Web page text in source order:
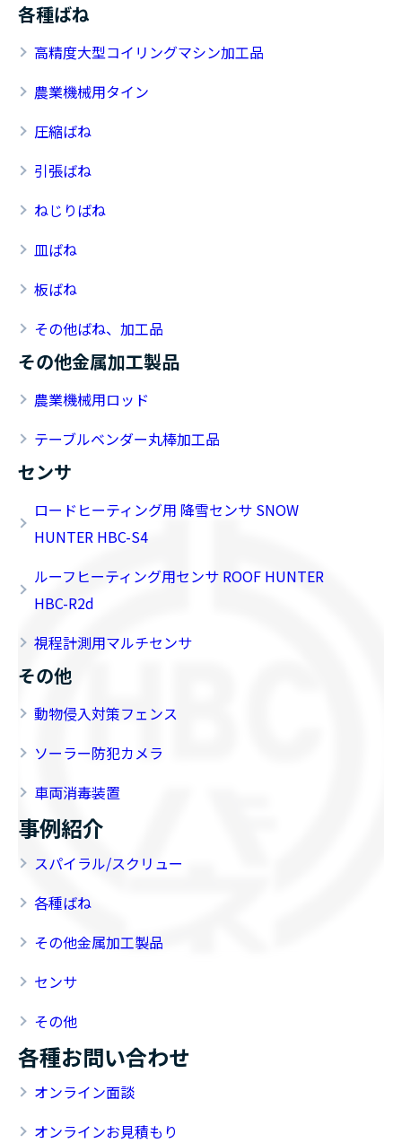
各種ばね
高精度大型コイリングマシン加工品
農業機械用タイン
圧縮ばね
引張ばね
ねじりばね
皿ばね
板ばね
その他ばね、加工品
その他金属加工製品
農業機械用ロッド
テーブルベンダー丸棒加工品
センサ
ロードヒーティング用 降雪センサ SNOW
HUNTER HBC-S4
ルーフヒーティング用センサ ROOF HUNTER
HBC-R2d
視程計測用マルチセンサ
その他
動物侵入対策フェンス
ソーラー防犯カメラ
車両消毒装置
事例紹介
スパイラル/スクリュー
各種ばね
その他金属加工製品
センサ
その他
各種お問い合わせ
オンライン面談
オンラインお見積もり